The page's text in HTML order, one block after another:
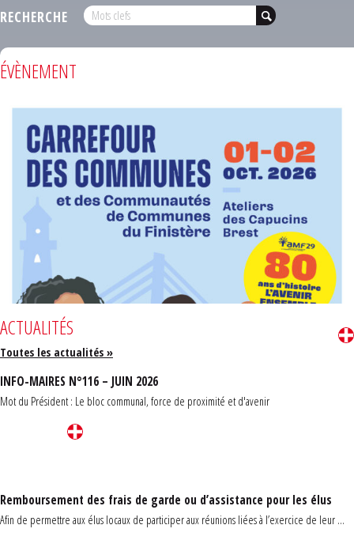
RECHERCHE
ÉVÈNEMENT
ACTUALITÉS
Toutes les actualités »
INFO-MAIRES N°116 – JUIN 2026
Mot du Président : Le bloc communal, force de proximité et d'avenir
Remboursement des frais de garde ou d’assistance pour les élus
Afin de permettre aux élus locaux de participer aux réunions liées à l’exercice de leur ...